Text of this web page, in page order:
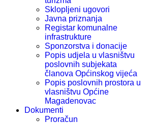
Sklopljeni ugovori
Javna priznanja
Registar komunalne
infrastrukture
Sponzorstva i donacije
Popis udjela u vlasništvu
poslovnih subjekata
članova Općinskog vijeća
Popis poslovnih prostora u
vlasništvu Općine
Magadenovac
Dokumenti
Proračun